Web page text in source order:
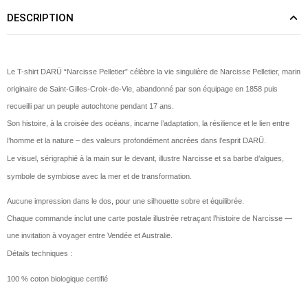
DESCRIPTION
Le T-shirt DARÜ “Narcisse Pelletier” célèbre la vie singulière de Narcisse Pelletier, marin
originaire de Saint-Gilles-Croix-de-Vie, abandonné par son équipage en 1858 puis
recueilli par un peuple autochtone pendant 17 ans.
Son histoire, à la croisée des océans, incarne l’adaptation, la résilience et le lien entre
l’homme et la nature – des valeurs profondément ancrées dans l’esprit DARÜ.
Le visuel, sérigraphié à la main sur le devant, illustre Narcisse et sa barbe d’algues,
symbole de symbiose avec la mer et de transformation.
Aucune impression dans le dos, pour une silhouette sobre et équilibrée.
Chaque commande inclut une carte postale illustrée retraçant l’histoire de Narcisse —
une invitation à voyager entre Vendée et Australie.
Détails techniques :
100 % coton biologique certifié